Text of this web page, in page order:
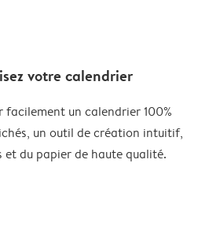
votre calendrier
facilement un calendrier 100%
un outil de création intuitif,
et du papier de haute qualité.